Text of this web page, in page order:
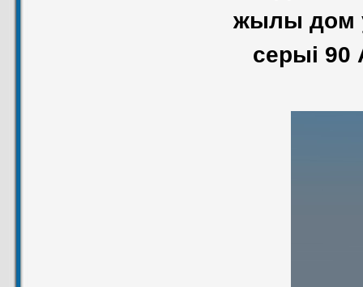
жылы дом
серыі 90